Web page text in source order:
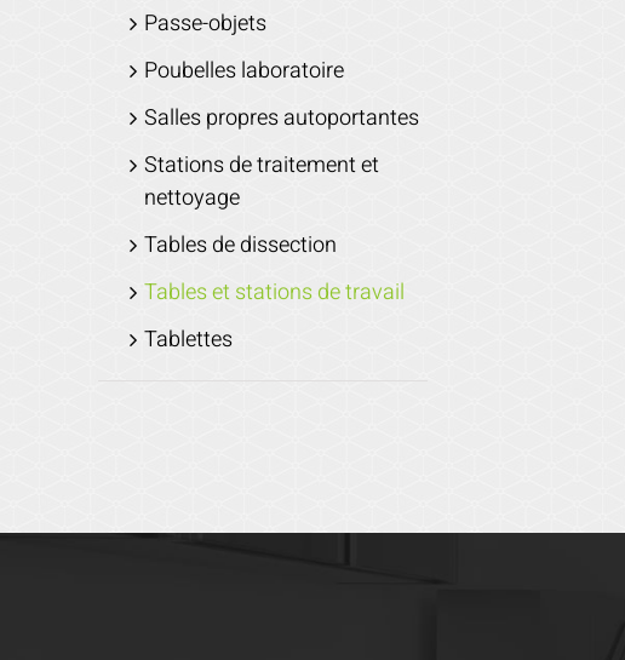
Passe-objets
Poubelles laboratoire
Salles propres autoportantes
Stations de traitement et
nettoyage
Tables de dissection
Tables et stations de travail
Tablettes